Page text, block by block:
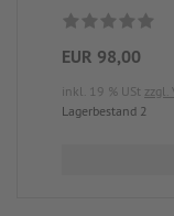
EUR 98,00
inkl. 19 % USt zzgl.
Lagerbestand 2